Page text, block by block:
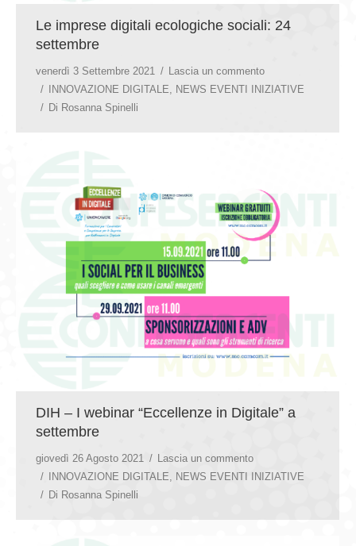
Le imprese digitali ecologiche sociali: 24
settembre
venerdì 3 Settembre 2021
Lascia un commento
INNOVAZIONE DIGITALE, NEWS EVENTI INIZIATIVE
Di Rosanna Spinelli
DIH – I webinar “Eccellenze in Digitale” a
settembre
giovedì 26 Agosto 2021
Lascia un commento
INNOVAZIONE DIGITALE
NEWS EVENTI INIZIATIVE
Di Rosanna Spinelli